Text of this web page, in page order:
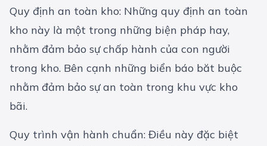
Quy định an toàn kho: Những quy định an toàn
kho này là một trong những biện pháp hay,
nhằm đảm bảo sự chấp hành của con người
trong kho. Bên cạnh những biển báo băt buộc
nhằm đảm bảo sự an toàn trong khu vực kho
bãi.
Quy trình vận hành chuẩn: Điều này đặc biệt